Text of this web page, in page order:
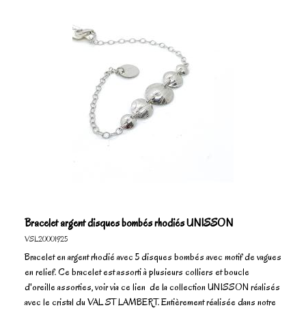
Bracelet argent disques bombés rhodiés UNISSON
VSL20001925
Bracelet en argent rhodié avec 5 disques bombés avec motif de vagues
en relief. Ce bracelet est assorti à plusieurs colliers et boucle
d'oreille assorties, voir via ce lien de la collection UNISSON réalisés
avec le cristal du VAL ST LAMBERT. Entièrement réalisée dans notre